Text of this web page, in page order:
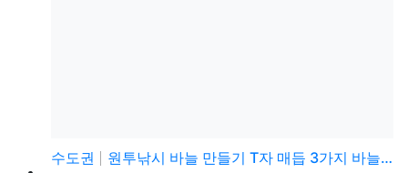
수도권
원투낚시 바늘 만들기 T자 매듭 3가지 바늘/ 자작채비…